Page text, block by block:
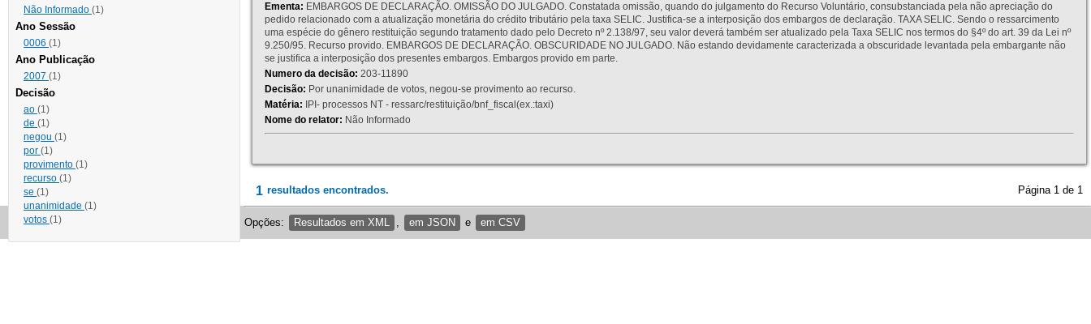
Não Informado (1)
Ano Sessão
0006 (1)
Ano Publicação
2007 (1)
Decisão
ao (1)
de (1)
negou (1)
por (1)
provimento (1)
recurso (1)
se (1)
unanimidade (1)
votos (1)
Ementa: EMBARGOS DE DECLARAÇÃO. OMISSÃO DO JULGADO. Constatada omissão, quando do julgamento do Recurso Voluntário, consubstanciada pela não apreciação do
pedido relacionado com a atualização monetária do crédito tributário pela taxa SELIC. Justifica-se a interposição dos embargos de declaração. TAXA SELIC. Sendo o ressarcimento
uma espécie do gênero restituição segundo tratamento dado pelo Decreto nº 2.138/97, seu valor deverá também ser atualizado pela Taxa SELIC nos termos do §4º do art. 39 da Lei nº
9.250/95. Recurso provido. EMBARGOS DE DECLARAÇÃO. OBSCURIDADE NO JULGADO. Não estando devidamente caracterizada a obscuridade levantada pela embargante não
se justifica a interposição dos presentes embargos. Embargos provido em parte.
Numero da decisão: 203-11890
Decisão: Por unanimidade de votos, negou-se provimento ao recurso.
Matéria: IPI- processos NT - ressarc/restituição/bnf_fiscal(ex.:taxi)
Nome do relator: Não Informado
1 resultados encontrados. Página 1 de 1
Opções: Resultados em XML em JSON e em CSV